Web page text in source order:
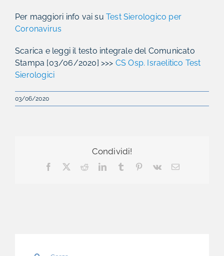
Per maggiori info vai su Test Sierologico per
Coronavirus
Scarica e leggi il testo integrale del Comunicato
Stampa [03/06/2020] >>> CS Osp. Israelitico Test
Sierologici
03/06/2020
Condividi!
Facebook RedditLinkedInTumblr Pinterest
Vk Email